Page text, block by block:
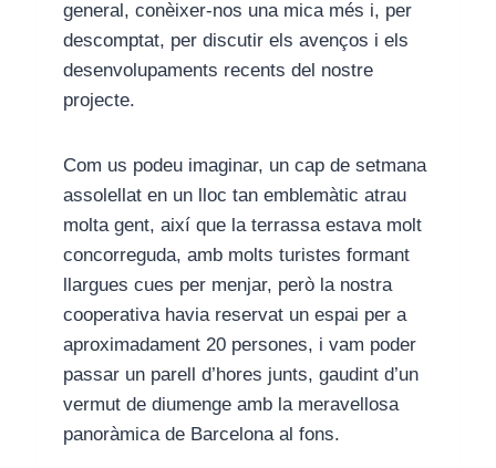
general, conèixer-nos una mica més i, per
descomptat, per discutir els avenços i els
desenvolupaments recents del nostre
projecte.
Com us podeu imaginar, un cap de setmana
assolellat en un lloc tan emblemàtic atrau
molta gent, així que la terrassa estava molt
concorreguda, amb molts turistes formant
llargues cues per menjar, però la nostra
cooperativa havia reservat un espai per a
aproximadament 20 persones, i vam poder
passar un parell d’hores junts, gaudint d’un
vermut de diumenge amb la meravellosa
panoràmica de Barcelona al fons.